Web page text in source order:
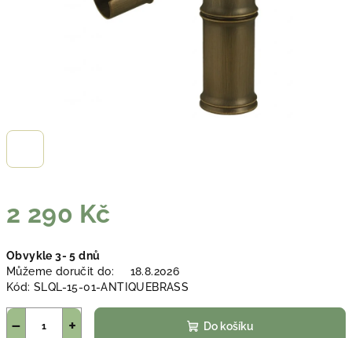
2 290 Kč
cena:
Obvykle 3- 5 dnů
Můžeme doručit do:
18.8.2026
Kód: SLQL-15-01-ANTIQUEBRASS
+
− Do košíku